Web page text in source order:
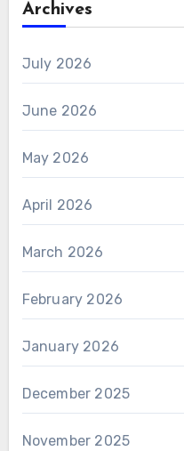
Archives
July 2026
June 2026
May 2026
April 2026
March 2026
February 2026
January 2026
December 2025
November 2025